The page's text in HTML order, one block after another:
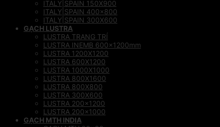
ITALY|SPAIN 150X900
ITALY|SPAIN 400×800
ITALY|SPAIN 300X600
GẠCH LUSTRA
LUSTRA TRANG TRÍ
LUSTRA INEMB 600x1200mm
LUSTRA 1200X1200
LUSTRA 600X1200
LUSTRA 1000X1000
LUSTRA 800X1600
LUSTRA 800X800
LUSTRA 300X600
LUSTRA 200×1200
LUSTRA 200×1000
GẠCH MTH INDIA